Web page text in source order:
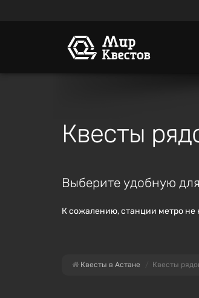
Квесты
Выберите удобную
К сожалению, станции метро не
Квесты в Астане Квесты